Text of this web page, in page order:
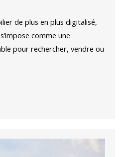
de plus en plus digitalisé,
comme une
pour rechercher, vendre ou